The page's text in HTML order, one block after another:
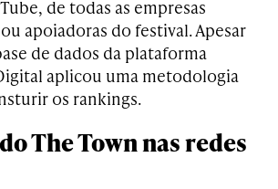
de todas as empresas
apoiadoras do festival. Apesar
de dados da plataforma
aplicou uma metodologia
os rankings.
The Town nas redes